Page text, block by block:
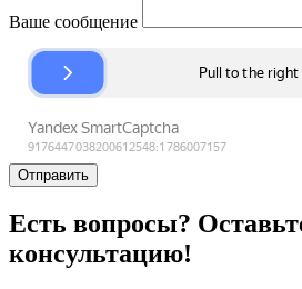
Ваше сообщение
Отправить
Есть вопросы?
консультацию!